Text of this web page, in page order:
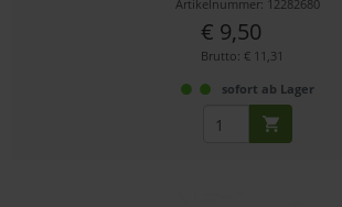
Artikelnummer: 12282680
€ 9,50
Brutto: € 11,31
sofort ab Lager